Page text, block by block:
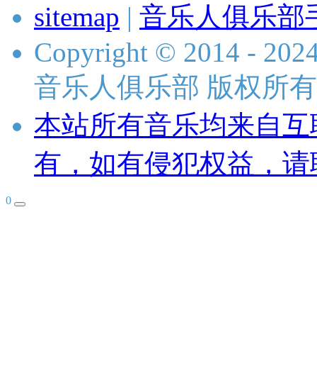
sitemap | 音乐人俱乐部
Copyright © 2014 -
音乐人俱乐部 版权所有
本站所有音乐均来自
有，如有侵犯权益，
0